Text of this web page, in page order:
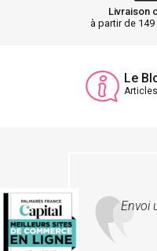
Livraison
à partir de
Le
Envoi